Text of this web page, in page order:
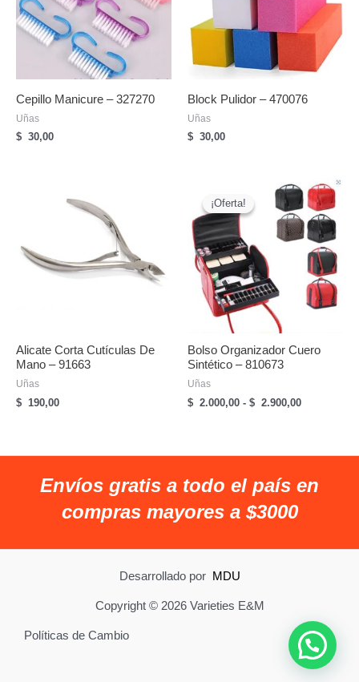
Cepillo Manicure – 327270
Uñas
$ 30,00
Block Pulidor – 470076
Uñas
$ 30,00
Alicate Corta Cutículas De
Mano – 91663
Uñas
$ 190,00
¡Oferta!
¡Oferta!
Bolso Organizador Cuero
Sintético – 810673
Uñas
$ 2.000,00 - $ 2.900,00Rango
$
hasta
Envíos gratis a todo el país en
compras mayores a $3000
Desarrollado por MDU
Copyright © 2026 Varieties E&M
Políticas de Cambio